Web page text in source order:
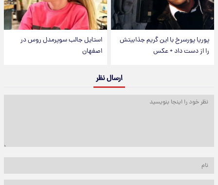
پوریا پورسرخ با این گریم جذابیتش
را از دست داد + عکس
استایل جالب سوپرمدل روس در
اصفهان
ارسال نظر